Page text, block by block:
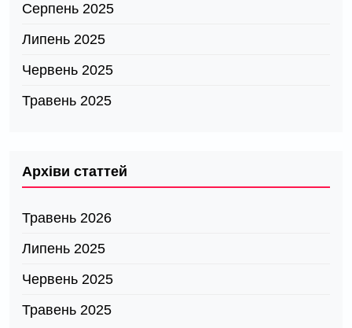
Серпень 2025
Липень 2025
Червень 2025
Травень 2025
Архіви статтей
Травень 2026
Липень 2025
Червень 2025
Травень 2025